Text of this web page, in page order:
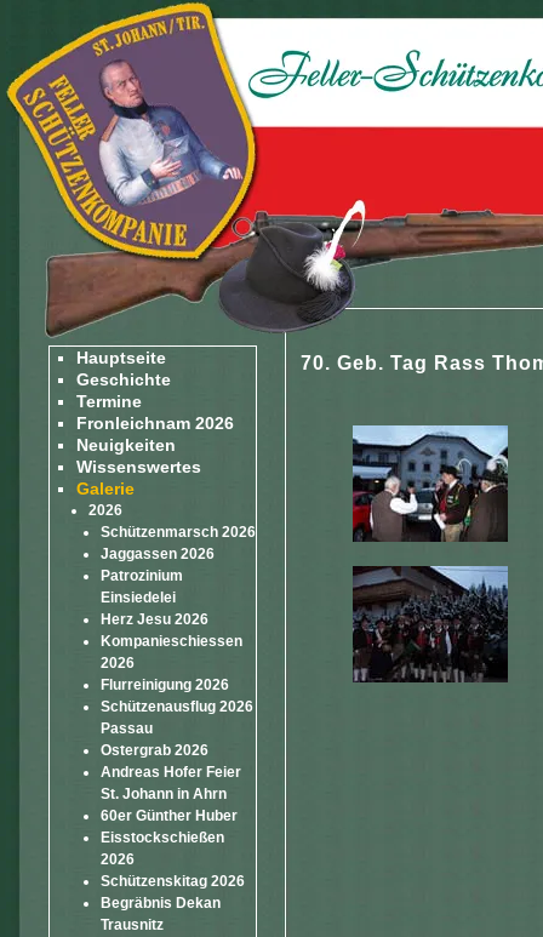
Hauptseite
Geschichte
Termine
Fronleichnam 2026
Neuigkeiten
Wissenswertes
Galerie
2026
Schützenmarsch 2026
Jaggassen 2026
Patrozinium
Einsiedelei
Herz Jesu 2026
Kompanieschiessen
2026
Flurreinigung 2026
Schützenausflug 2026
Passau
Ostergrab 2026
Andreas Hofer Feier
St. Johann in Ahrn
60er Günther Huber
Eisstockschießen
2026
Schützenskitag 2026
Begräbnis Dekan
Trausnitz
70. Geb. Tag Rass